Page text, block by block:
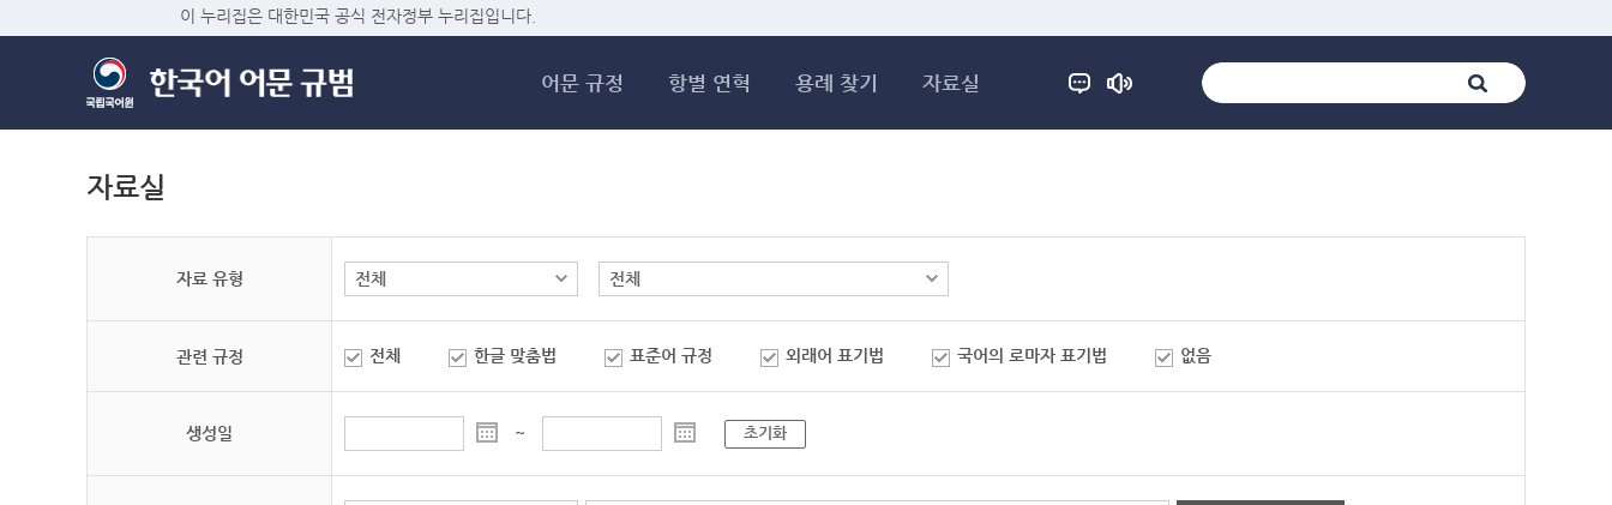
이 누리집은 대한민국 공식 전자정부 누리집입니다.
어문 규정 항별 연혁 용례 찾기 자료실
자료실
자료 유형
관련 규정 전체 한글 맞춤법 표준어 규정 외래어 표기법 국어의 로마자 표기법 없음
생성일 ~ 초기화